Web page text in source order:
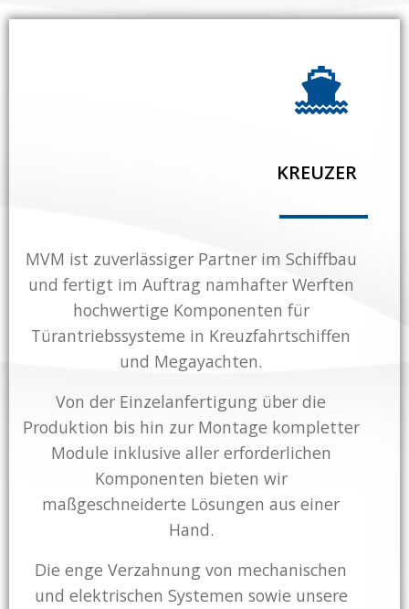
M
MVM ist zuverlässiger Partner im Schiffbau
und fertigt im Auftrag namhafter Werften
hochwertige Komponenten für
Türantriebssysteme in Kreuzfahrtschiffen
und Megayachten.
Von der Einzelanfertigung über die
Produktion bis hin zur Montage kompletter
Module inklusive aller erforderlichen
Komponenten bieten wir
maßgeschneiderte Lösungen aus einer
Hand.
Die enge Verzahnung von mechanischen
und elektrischen Systemen sowie unsere